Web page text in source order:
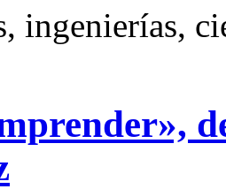
ingenierías,